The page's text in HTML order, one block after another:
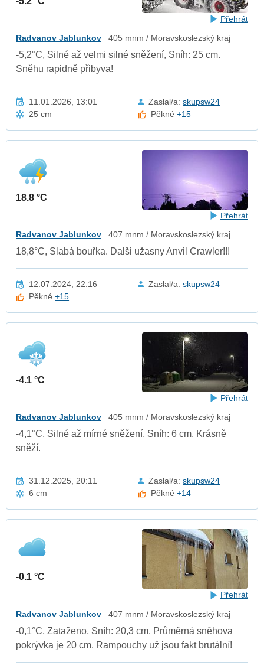
Přehrát
Radvanov Jablunkov 405 mnm / Moravskoslezský kraj
-5,2°C, Silné až velmi silné sněžení, Sníh: 25 cm.
Sněhu rapidně přibyva!
11.01.2026, 13:01 Zaslal/a: skupsw24
25 cm
Pěkné+15
18.8 °C
Přehrát
Radvanov Jablunkov 407 mnm / Moravskoslezský kraj
18,8°C, Slabá bouřka. Dalši užasny Anvil Crawler!!!
12.07.2024, 22:16 Zaslal/a: skupsw24
Pěkné+15
-4.1 °C
Přehrát
Radvanov Jablunkov 405 mnm / Moravskoslezský kraj
-4,1°C, Silné až mírné sněžení, Sníh: 6 cm. Krásně
sněží.
31.12.2025, 20:11 Zaslal/a: skupsw24
6 cm
Pěkné+14
-0.1 °C
Přehrát
Radvanov Jablunkov 407 mnm / Moravskoslezský kraj
-0,1°C, Zataženo, Sníh: 20,3 cm. Průměrná sněhova
pokrývka je 20 cm. Rampouchy už jsou fakt brutální!